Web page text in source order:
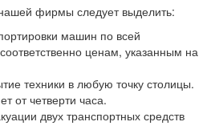
фирмы следует выделить:
машин по всей
ценам, указанным на
техники в любую точку столицы.
от четверти часа.
двух транспортных средств